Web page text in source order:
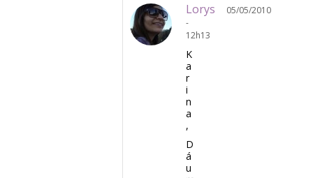
Lorys
05/05/2010
-
12h13
K
a
r
i
n
a
,
D
á
u